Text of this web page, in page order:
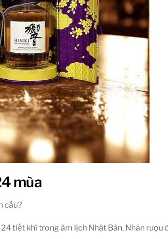
mùa
cầu?
tiết khí trong âm lịch Nhật Bản. Nhãn rượu